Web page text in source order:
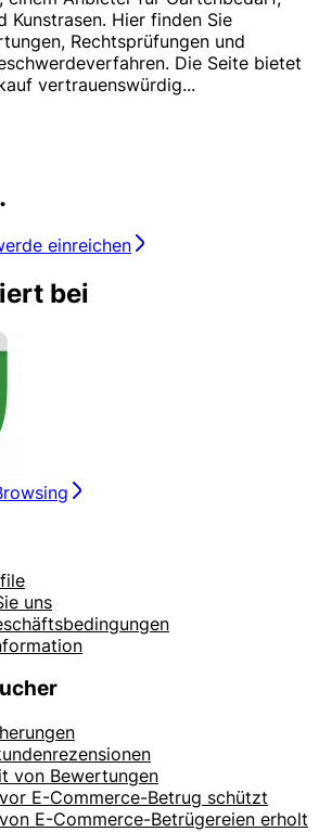
Kunstrasen. Hier finden Sie
Rechtsprüfungen und
Die Seite bietet
vertrauenswürdig...
einreichen
bei
uns
von Bewertungen
E-Commerce-Betrug schützt
E-Commerce-Betrügereien erholt